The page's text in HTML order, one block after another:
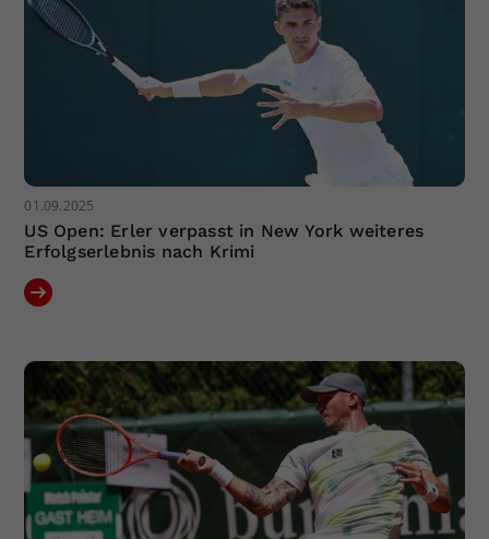
01.09.2025
US Open: Erler verpasst in New York weiteres
Erfolgserlebnis nach Krimi